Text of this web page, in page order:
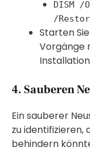
DISM /
/
Starten
Vorgänge
4. Sauberen
Ein sauberer
zu identifizieren,
behindern